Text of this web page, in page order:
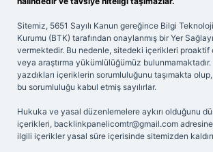
Sitemiz, 5651 Sayılı Kanun gereğince Bilgi
Kurumu (BTK) tarafından onaylanmış bir Yer
vermektedir. Bu nedenle, sitedeki içerikleri proaktif
veya araştırma yükümlülüğümüz
yazdıkları içeriklerin sorumluluğunu taşımakta
bu sorumluluğu kabul etmiş sayılırlar.
Hukuka ve yasal düzenlemelere aykırı olduğunu
içerikleri, backlinkpanelicomtr@gmail.com
ilgili içerikler yasal süre içerisinde sitemizden